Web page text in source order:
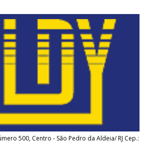
500, Centro - São Pedro da Aldeia/ RJ Cep.: